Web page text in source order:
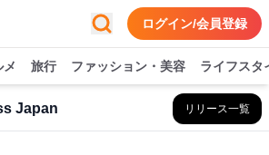
ログイン/会員登録
メ 旅行 ファッション・美容 ライフスタ
Japan リリース一覧